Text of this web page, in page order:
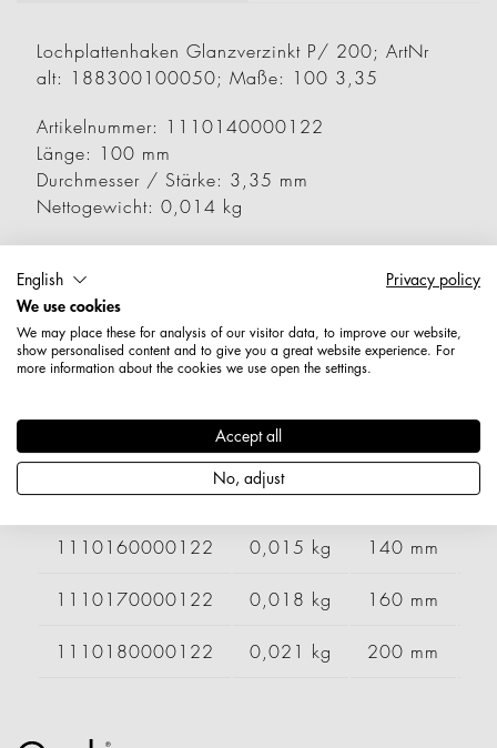
Lochplattenhaken Glanzverzinkt P/ 200; ArtNr
alt: 188300100050; Maße: 100 3,35
Artikelnummer: 1110140000122
Länge: 100 mm
Durchmesser / Stärke: 3,35 mm
Nettogewicht: 0,014 kg
Varianten
Artikelnummer Gewicht Länge
0,011 kg
1110150000122 0,016 kg 120 mm
1110160000122 0,015 kg 140 mm
1110170000122 0,018 kg 160 mm
1110180000122 0,021 kg 200 mm
English
Privacy policy
We use cookies
We may place these for analysis of our visitor data, to improve our website,
show personalised content and to give you a great website experience. For
more information about the cookies we use open the settings.
Accept all
No, adjust